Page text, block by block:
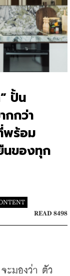
ปั้น
กกว่า
พร้อม
นของทุก
READ 8498
มองว่า ตัว